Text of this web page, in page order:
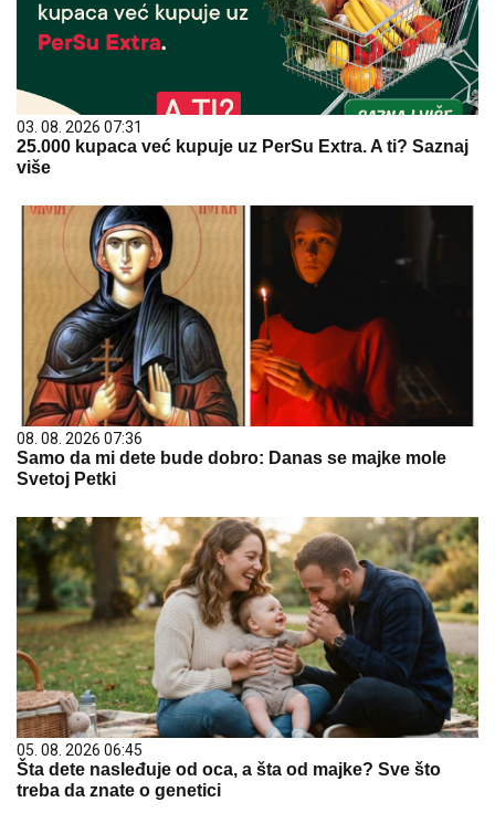
03. 08. 2026 07:31
25.000 kupaca već kupuje uz PerSu Extra. A ti? Saznaj
više
08. 08. 2026 07:36
Samo da mi dete bude dobro: Danas se majke mole
Svetoj Petki
05. 08. 2026 06:45
Šta dete nasleđuje od oca, a šta od majke? Sve što
treba da znate o genetici